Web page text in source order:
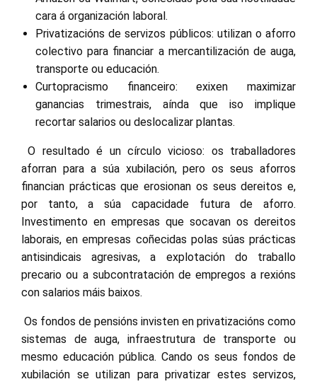
cara á organización laboral.
Privatizacións de servizos públicos: utilizan o aforro
colectivo para financiar a mercantilización de auga,
transporte ou educación.
Curtopracismo financeiro: exixen maximizar
ganancias trimestrais, aínda que iso implique
recortar salarios ou deslocalizar plantas.
O resultado é un círculo vicioso: os traballadores
aforran para a súa xubilación, pero os seus aforros
financian prácticas que erosionan os seus dereitos e,
por tanto, a súa capacidade futura de aforro.
Investimento en empresas que socavan os dereitos
laborais, en empresas coñecidas polas súas prácticas
antisindicais agresivas, a explotación do traballo
precario ou a subcontratación de empregos a rexións
con salarios máis baixos.
Os fondos de pensións invisten en privatizacións como
sistemas de auga, infraestrutura de transporte ou
mesmo educación pública. Cando os seus fondos de
xubilación se utilizan para privatizar estes servizos,